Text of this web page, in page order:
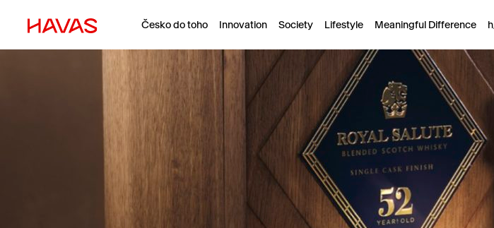
Česko do toho Innovation Society Lifestyle Meaningful Difference